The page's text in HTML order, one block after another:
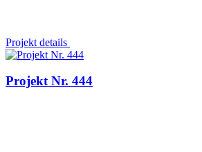
Projekt details
Projekt Nr. 444